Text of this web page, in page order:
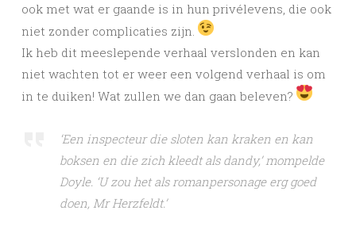
ook met wat er gaande is in hun privélevens, die ook
niet zonder complicaties zijn.
Ik heb dit meeslepende verhaal verslonden en kan
niet wachten tot er weer een volgend verhaal is om
in te duiken! Wat zullen we dan gaan beleven?
‘Een inspecteur die sloten kan kraken en kan
boksen en die zich kleedt als dandy,’ mompelde
Doyle. ‘U zou het als romanpersonage erg goed
doen, Mr Herzfeldt.’